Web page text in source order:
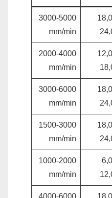
3000-5000
mm/min
2000-4000
mm/min
3000-6000
mm/min
1500-3000
mm/min
1000-2000
mm/min